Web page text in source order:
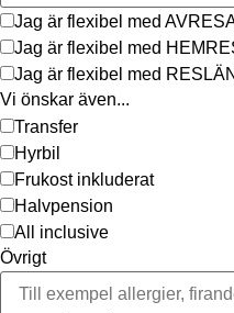
Jag är flexibel med
Jag är flexibel med
Jag är flexibel med
Vi önskar även...
Transfer
Hyrbil
Frukost inkluderat
Halvpension
All inclusive
Övrigt